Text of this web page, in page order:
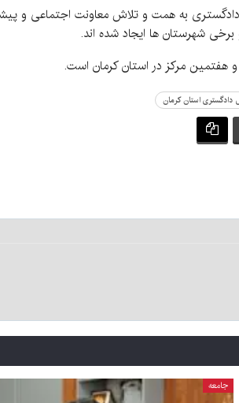
به همت و تلاش معاونت اجتماعی و
برخی شهرستان ها ایجاد شده اند.
هفتمین مرکز در استان کرمان است.
دادگستری استان کرمان
جامعه